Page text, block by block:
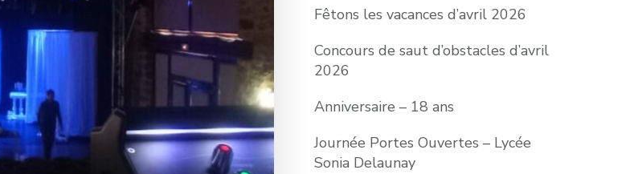
Fêtons les vacances d’avril 2026
Concours de saut d’obstacles d’avril
2026
Anniversaire – 18 ans
Journée Portes Ouvertes – Lycée
Sonia Delaunay